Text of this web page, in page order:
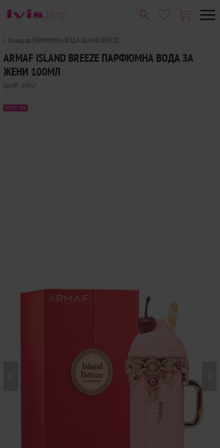
Назад до ПАРФЮМНА ВОДА ISLAND BREEZE
ARMAF ISLAND BREEZE ПАРФЮМНА ВОДА ЗА
ЖЕНИ 100МЛ
Арт.№: 84917
ПРОМО -30%